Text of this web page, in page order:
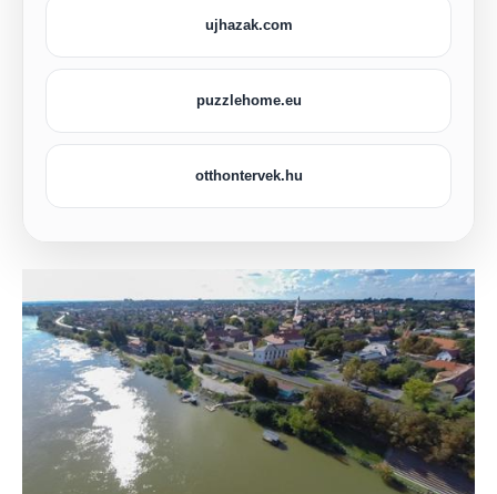
ujhazak.com
puzzlehome.eu
otthontervek.hu